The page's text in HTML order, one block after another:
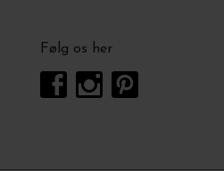
Følg os her